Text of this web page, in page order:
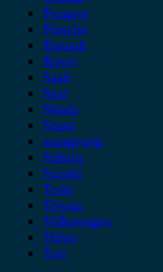
Peugeot
Porsche
Renault
Rover
Saab
Seat
Skoda
Smart
ssangyong
Subaru
Suzuki
Tesla
Toyota
Volkswagen
Volvo
Xev